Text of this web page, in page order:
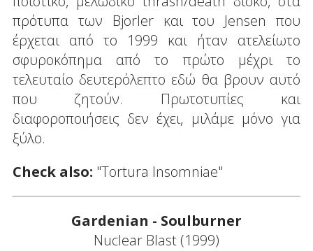
πρότυπα των Bjorler και του Jensen που
έρχεται από το 1999 και ήταν ατελείωτο
σφυροκόπημα από το πρώτο μέχρι το
τελευταίο δευτερόλεπτο εδώ θα βρουν αυτό
που ζητούν. Πρωτοτυπίες και
διαφοροποιήσεις δεν έχει, μιλάμε μόνο για
ξύλο.
Check also: "Tortura Insomniae"
Gardenian - Soulburner
Nuclear Blast (1999)